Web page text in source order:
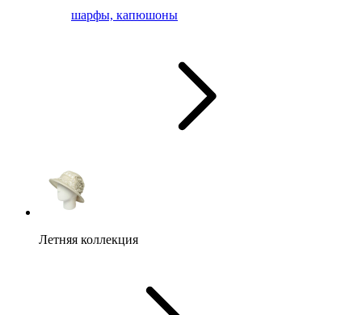
шарфы, капюшоны
Летняя коллекция